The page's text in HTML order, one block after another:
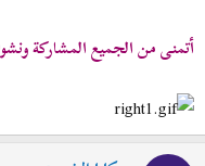
أتمنى من الجميع المشاركة